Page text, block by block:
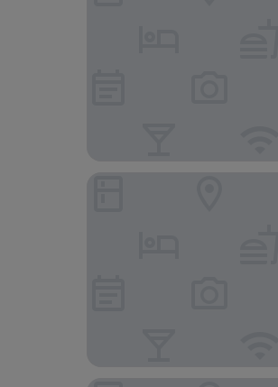
Select Club at Sandos